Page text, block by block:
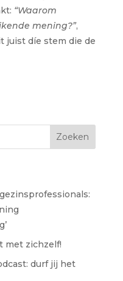
“Waarom
mening?”,
juist díe stem die de
met zichzelf!
durf jij het